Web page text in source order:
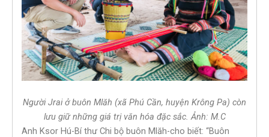
Người Jrai ở buôn Mlăh (xã Phú Cần, huyện Krông Pa) còn
lưu giữ những giá trị văn hóa đặc sắc. Ảnh: M.C
Anh Ksor Hú-Bí thư Chi bộ buôn Mlăh-cho biết: “Buôn